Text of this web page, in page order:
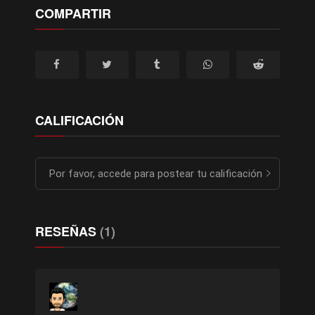
COMPARTIR
CALIFICACIÓN
Por favor, accede para postear tu calificación
RESEÑAS(1)